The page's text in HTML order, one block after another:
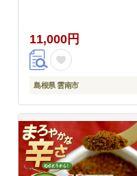
11,000円
島根県 雲南市